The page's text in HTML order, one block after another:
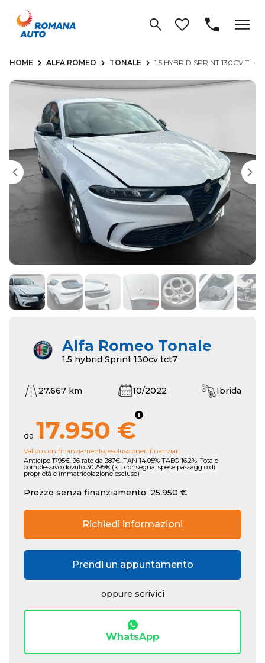
HOME ALFA ROMEO TONALE 1.5 HYBRID SPRINT 130CV TCT7
Alfa Romeo Tonale
1.5 hybrid Sprint 130cv tct7
27.667 km 10/2022 Ibrida
da 17.950 €
Valido con finanziamento, escluso oneri finanziari
Anticipo 1795€. 96 rate da 287€. TAN 14.05% TAEG 16.2%. Totale
complessivo dovuto 30.295€ (kit consegna, spese passaggio di
proprietà e immatricolazione escluse)
Prezzo senza finanziamento: 25.950 €
Richiedi informazioni
Prendi un appuntamento
oppure scrivici
WhatsApp